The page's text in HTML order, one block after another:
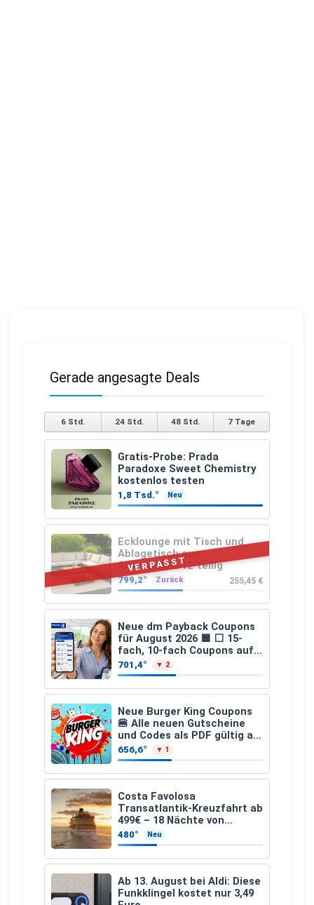
Gerade angesagte Deals
6 Std. 24 Std. 48 Std. 7 Tage
Gratis-Probe: Prada
Paradoxe Sweet Chemistry
kostenlos testen
1,8 Tsd.° Neu
VERPASST
Ecklounge mit Tisch und
Ablagetisch aus
Akazienholz 12-teilig
799,2° Zurück 255,45 €
Neue dm Payback Coupons
für August 2026 🟦 ⬜ 15-
fach, 10-fach Coupons auf
den gesamten Einkauf ab 2
€
701,4° ▼ 2
Neue Burger King Coupons
🍔 Alle neuen Gutscheine
und Codes als PDF gültig ab
25.07.2026 bis 04.09.2026
656,6° ▼ 1
Costa Favolosa
Transatlantik-Kreuzfahrt ab
499€ – 18 Nächte von
Hamburg nach Guadeloupe
480° Neu
Ab 13. August bei Aldi: Diese
Funkklingel kostet nur 3,49